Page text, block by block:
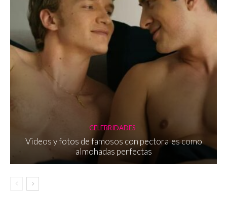
CELEBRIDADES
Videos y fotos de famosos con pectorales como
almohadas perfectas